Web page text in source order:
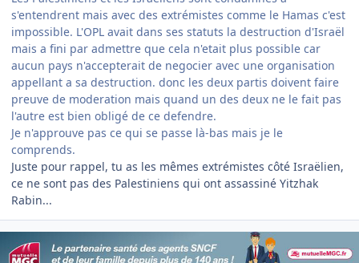
s'entendrent mais avec des extrémistes comme le Hamas c'est
impossible. L'OPL avait dans ses statuts la destruction d'Israël
mais a fini par admettre que cela n'etait plus possible car
aucun pays n'accepterait de negocier avec une organisation
appellant a sa destruction. donc les deux partis doivent faire
preuve de moderation mais quand un des deux ne le fait pas
l'autre est bien obligé de ce defendre.
Je n'approuve pas ce qui se passe là-bas mais je le
comprends.
Juste pour rappel, tu as les mêmes extrémistes côté Israëlien,
ce ne sont pas des Palestiniens qui ont assassiné Yitzhak
Rabin...